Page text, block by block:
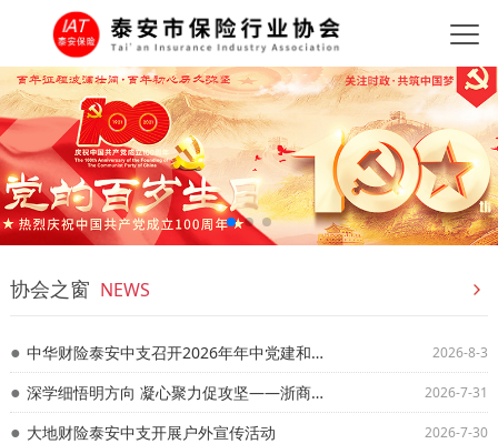
协会之窗 NEWS
中华财险泰安中支召开2026年年中党建和经营管理工作会议 2026-8-3
深学细悟明方向 凝心聚力促攻坚——浙商保险泰安中支专题学习贯彻总公司半年度会议精神 2026-7-31
大地财险泰安中支开展户外宣传活动 2026-7-30